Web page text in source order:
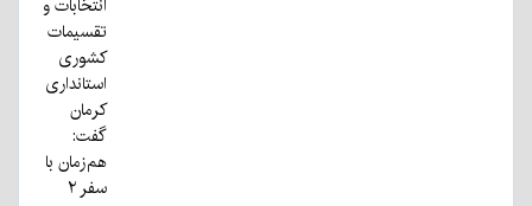
تقسیمات
کشوری
استانداری
کرمان
گفت:
هم‌زمان با
سفر ۲